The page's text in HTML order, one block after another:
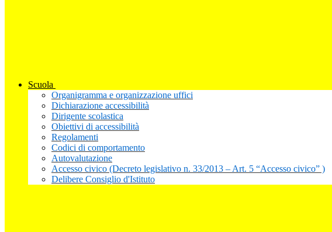
Scuola
Organigramma e organizzazione uffici
Dichiarazione accessibilità
Dirigente scolastica
Obiettivi di accessibilità
Regolamenti
Codici di comportamento
Autovalutazione
Accesso civico (Decreto legislativo n. 33/2013 – Art. 5 “Accesso civico” )
Delibere Consiglio d'Istituto